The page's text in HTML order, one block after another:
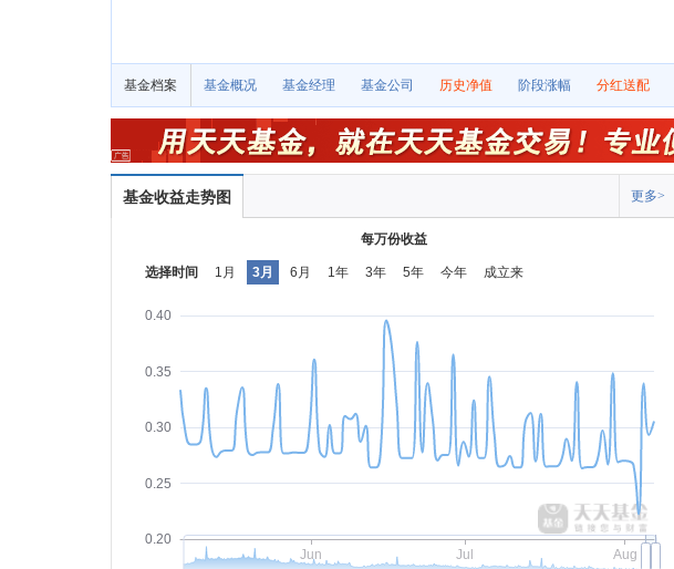
基金档案 基金概况 基金经理 基金公司 历史净值 阶段涨幅 分红送配
基金收益走势图 更多>
每万份收益
选择时间 1月 3月 6月 1年 3年 5年 今年 成立来
0.20
0.25
0.30
0.35
0.40
Jun Jul Aug